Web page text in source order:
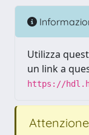
Utilizza
un link a
https://
Attenzione